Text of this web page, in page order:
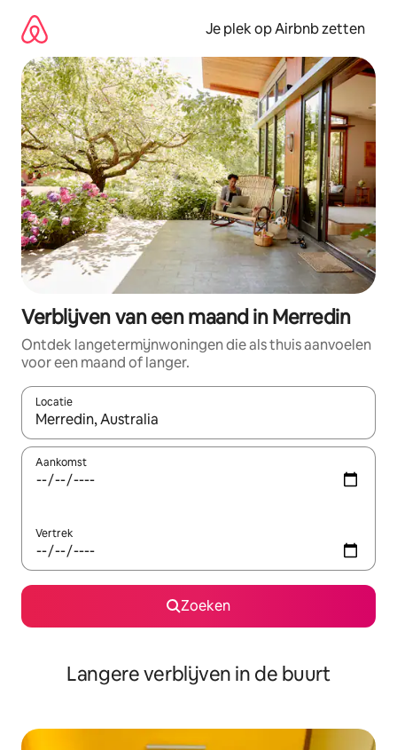
direct
naar
inhoud
Je plek op Airbnb zetten
Verblijven van een maand in Merredin
Ontdek langetermijnwoningen die als thuis aanvoelen
voor een maand of langer.
Locatie
Wanneer er resultaten beschikbaar zijn, maak je een keuze
Aankomst
Vertrek
Zoeken
Langere verblijven in de buurt